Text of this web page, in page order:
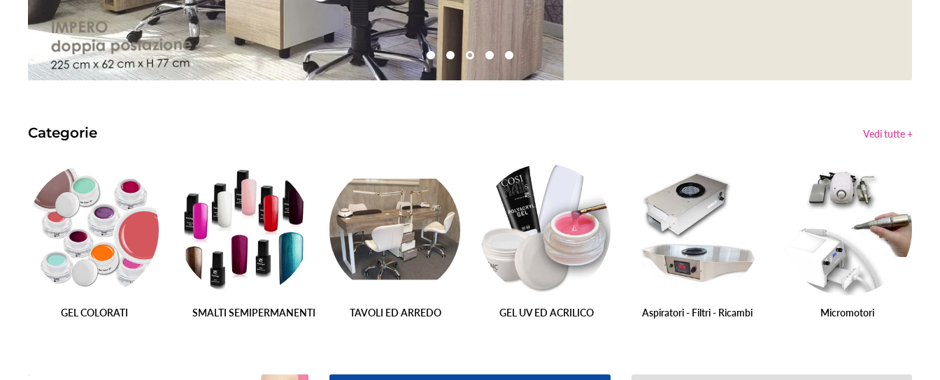
Categorie Vedi tutte +
GEL COLORATI SMALTI SEMIPERMANENTI TAVOLI ED ARREDO GEL UV ED ACRILICO Aspiratori - Filtri - Ricambi Micromotori